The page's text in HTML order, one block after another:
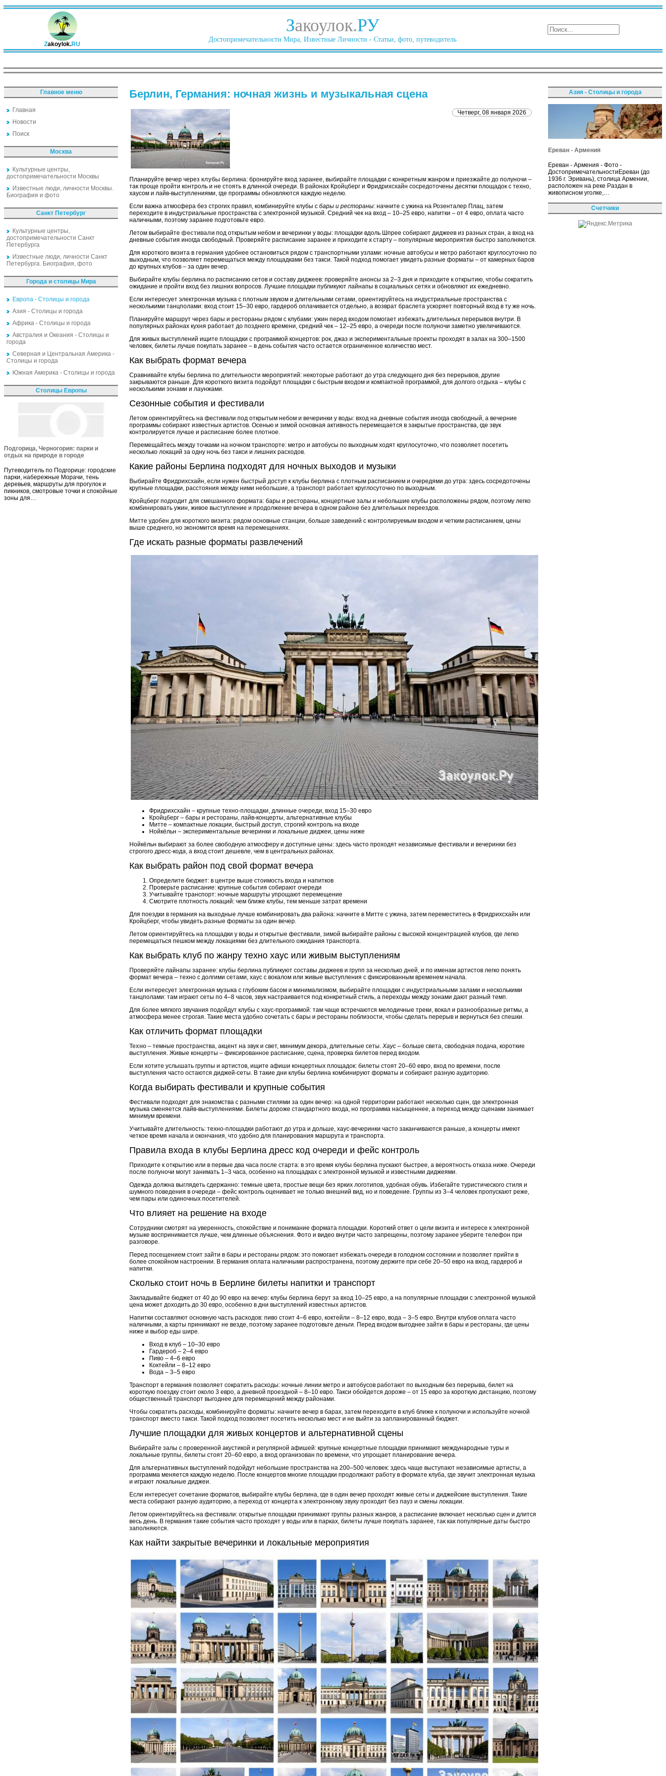
Zakoylok.RU
Закоулок.РУ
Достопримечательности Мира, Известные Личности - Статьи, фото, путеводитель
Главное меню
Главная
Новости
Поиск
Москва
Культурные центры,
достопримечательности Москвы
Известные люди, личности Москвы.
Биография и фото
Санкт Петербург
Культурные центры,
достопримечательности Санкт
Петербурга
Известные люди, личности Санкт
Петербурга. Биография, фото
Города и столицы Мира
Европа - Столицы и города
Азия - Столицы и города
Африка - Столицы и города
Австралия и Океания - Столицы и
города
Северная и Центральная Америка -
Столицы и города
Южная Америка - Столицы и города
Столицы Европы
Подгорица, Черногория: парки и
отдых на природе в городе
Путеводитель по Подгорице: городские
парки, набережные Морачи, тень
деревьев, маршруты для прогулок и
пикников, смотровые точки и спокойные
зоны для…
Берлин, Германия: ночная жизнь и музыкальная сцена
Четверг, 08 января 2026
Планируйте вечер через клубы берлина: бронируйте вход заранее, выбирайте площадки с конкретным жанром и приезжайте до полуночи –
так проще пройти контроль и не стоять в длинной очереди. В районах Кройцберг и Фридрихсхайн сосредоточены десятки площадок с техно,
хаусом и лайв-выступлениями, где программы обновляются каждую неделю.
Если важна атмосфера без строгих правил, комбинируйте клубы с бары и рестораны: начните с ужина на Розенталер Плац, затем
переходите в индустриальные пространства с электронной музыкой. Средний чек на вход – 10–25 евро, напитки – от 4 евро, оплата часто
наличными, поэтому заранее подготовьте евро.
Летом выбирайте фестивали под открытым небом и вечеринки у воды: площадки вдоль Шпрее собирают диджеев из разных стран, а вход на
дневные события иногда свободный. Проверяйте расписание заранее и приходите к старту – популярные мероприятия быстро заполняются.
Для короткого визита в германия удобнее остановиться рядом с транспортными узлами: ночные автобусы и метро работают круглосуточно по
выходным, что позволяет перемещаться между площадками без такси. Такой подход помогает увидеть разные форматы – от камерных баров
до крупных клубов – за один вечер.
Выбирайте клубы берлина по расписанию сетов и составу диджеев: проверяйте анонсы за 2–3 дня и приходите к открытию, чтобы сократить
ожидание и пройти вход без лишних вопросов. Лучшие площадки публикуют лайнапы в социальных сетях и обновляют их ежедневно.
Если интересует электронная музыка с плотным звуком и длительными сетами, ориентируйтесь на индустриальные пространства с
несколькими танцполами: вход стоит 15–30 евро, гардероб оплачивается отдельно, а возврат браслета ускоряет повторный вход в ту же ночь.
Планируйте маршрут через бары и рестораны рядом с клубами: ужин перед входом помогает избежать длительных перерывов внутри. В
популярных районах кухня работает до позднего времени, средний чек – 12–25 евро, а очереди после полуночи заметно увеличиваются.
Для живых выступлений ищите площадки с программой концертов: рок, джаз и экспериментальные проекты проходят в залах на 300–1500
человек, билеты лучше покупать заранее – в день события часто остается ограниченное количество мест.
Как выбрать формат вечера
Сравнивайте клубы берлина по длительности мероприятий: некоторые работают до утра следующего дня без перерывов, другие
закрываются раньше. Для короткого визита подойдут площадки с быстрым входом и компактной программой, для долгого отдыха – клубы с
несколькими зонами и лаунжами.
Сезонные события и фестивали
Летом ориентируйтесь на фестивали под открытым небом и вечеринки у воды: вход на дневные события иногда свободный, а вечерние
программы собирают известных артистов. Осенью и зимой основная активность перемещается в закрытые пространства, где звук
контролируется лучше и расписание более плотное.
Перемещайтесь между точками на ночном транспорте: метро и автобусы по выходным ходят круглосуточно, что позволяет посетить
несколько локаций за одну ночь без такси и лишних расходов.
Какие районы Берлина подходят для ночных выходов и музыки
Выбирайте Фридрихсхайн, если нужен быстрый доступ к клубы берлина с плотным расписанием и очередями до утра: здесь сосредоточены
крупные площадки, расстояния между ними небольшие, а транспорт работает круглосуточно по выходным.
Кройцберг подходит для смешанного формата: бары и рестораны, концертные залы и небольшие клубы расположены рядом, поэтому легко
комбинировать ужин, живое выступление и продолжение вечера в одном районе без длительных переездов.
Митте удобен для короткого визита: рядом основные станции, больше заведений с контролируемым входом и четким расписанием, цены
выше среднего, но экономится время на перемещениях.
Где искать разные форматы развлечений
Фридрихсхайн – крупные техно-площадки, длинные очереди, вход 15–30 евро
Кройцберг – бары и рестораны, лайв-концерты, альтернативные клубы
Митте – компактные локации, быстрый доступ, строгий контроль на входе
Нойкёльн – экспериментальные вечеринки и локальные диджеи, цены ниже
Нойкёльн выбирают за более свободную атмосферу и доступные цены: здесь часто проходят независимые фестивали и вечеринки без
строгого дресс-кода, а вход стоит дешевле, чем в центральных районах.
Как выбрать район под свой формат вечера
Определите бюджет: в центре выше стоимость входа и напитков
Проверьте расписание: крупные события собирают очереди
Учитывайте транспорт: ночные маршруты упрощают перемещение
Смотрите плотность локаций: чем ближе клубы, тем меньше затрат времени
Для поездки в германия на выходные лучше комбинировать два района: начните в Митте с ужина, затем переместитесь в Фридрихсхайн или
Кройцберг, чтобы увидеть разные форматы за один вечер.
Летом ориентируйтесь на площадки у воды и открытые фестивали, зимой выбирайте районы с высокой концентрацией клубов, где легко
перемещаться пешком между локациями без длительного ожидания транспорта.
Как выбрать клуб по жанру техно хаус или живым выступлениям
Проверяйте лайнапы заранее: клубы берлина публикуют составы диджеев и групп за несколько дней, и по именам артистов легко понять
формат вечера – техно с долгими сетами, хаус с вокалом или живые выступления с фиксированным временем начала.
Если интересует электронная музыка с глубоким басом и минимализмом, выбирайте площадки с индустриальными залами и несколькими
танцполами: там играют сеты по 4–8 часов, звук настраивается под конкретный стиль, а переходы между зонами дают разный темп.
Для более мягкого звучания подойдут клубы с хаус-программой: там чаще встречаются мелодичные треки, вокал и разнообразные ритмы, а
атмосфера менее строгая. Такие места удобно сочетать с бары и рестораны поблизости, чтобы сделать перерыв и вернуться без спешки.
Как отличить формат площадки
Техно – темные пространства, акцент на звук и свет, минимум декора, длительные сеты. Хаус – больше света, свободная подача, короткие
выступления. Живые концерты – фиксированное расписание, сцена, проверка билетов перед входом.
Если хотите услышать группы и артистов, ищите афиши концертных площадок: билеты стоят 20–60 евро, вход по времени, после
выступления часто остаются диджей-сеты. В такие дни клубы берлина комбинируют форматы и собирают разную аудиторию.
Когда выбирать фестивали и крупные события
Фестивали подходят для знакомства с разными стилями за один вечер: на одной территории работают несколько сцен, где электронная
музыка сменяется лайв-выступлениями. Билеты дороже стандартного входа, но программа насыщеннее, а переход между сценами занимает
минимум времени.
Учитывайте длительность: техно-площадки работают до утра и дольше, хаус-вечеринки часто заканчиваются раньше, а концерты имеют
четкое время начала и окончания, что удобно для планирования маршрута и транспорта.
Правила входа в клубы Берлина дресс код очереди и фейс контроль
Приходите к открытию или в первые два часа после старта: в это время клубы берлина пускают быстрее, а вероятность отказа ниже. Очереди
после полуночи могут занимать 1–3 часа, особенно на площадках с электронной музыкой и известными диджеями.
Одежда должна выглядеть сдержанно: темные цвета, простые вещи без ярких логотипов, удобная обувь. Избегайте туристического стиля и
шумного поведения в очереди – фейс контроль оценивает не только внешний вид, но и поведение. Группы из 3–4 человек пропускают реже,
чем пары или одиночных посетителей.
Что влияет на решение на входе
Сотрудники смотрят на уверенность, спокойствие и понимание формата площадки. Короткий ответ о цели визита и интересе к электронной
музыке воспринимается лучше, чем длинные объяснения. Фото и видео внутри часто запрещены, поэтому заранее уберите телефон при
разговоре.
Перед посещением стоит зайти в бары и рестораны рядом: это помогает избежать очереди в голодном состоянии и позволяет прийти в
более спокойном настроении. В германия оплата наличными распространена, поэтому держите при себе 20–50 евро на вход, гардероб и
напитки.
Сколько стоит ночь в Берлине билеты напитки и транспорт
Закладывайте бюджет от 40 до 90 евро на вечер: клубы берлина берут за вход 10–25 евро, а на популярные площадки с электронной музыкой
цена может доходить до 30 евро, особенно в дни выступлений известных артистов.
Напитки составляют основную часть расходов: пиво стоит 4–6 евро, коктейли – 8–12 евро, вода – 3–5 евро. Внутри клубов оплата часто
наличными, а карты принимают не везде, поэтому заранее подготовьте деньги. Перед входом выгоднее зайти в бары и рестораны, где цены
ниже и выбор еды шире.
Вход в клуб – 10–30 евро
Гардероб – 2–4 евро
Пиво – 4–6 евро
Коктейли – 8–12 евро
Вода – 3–5 евро
Транспорт в германия позволяет сократить расходы: ночные линии метро и автобусов работают по выходным без перерыва, билет на
короткую поездку стоит около 3 евро, а дневной проездной – 8–10 евро. Такси обойдется дороже – от 15 евро за короткую дистанцию, поэтому
общественный транспорт выгоднее для перемещений между районами.
Чтобы сократить расходы, комбинируйте форматы: начните вечер в барах, затем переходите в клуб ближе к полуночи и используйте ночной
транспорт вместо такси. Такой подход позволяет посетить несколько мест и не выйти за запланированный бюджет.
Лучшие площадки для живых концертов и альтернативной сцены
Выбирайте залы с проверенной акустикой и регулярной афишей: крупные концертные площадки принимают международные туры и
локальные группы, билеты стоят 20–60 евро, а вход организован по времени, что упрощает планирование вечера.
Для альтернативных выступлений подойдут небольшие пространства на 200–500 человек: здесь чаще выступают независимые артисты, а
программа меняется каждую неделю. После концертов многие площадки продолжают работу в формате клуба, где звучит электронная музыка
и играют локальные диджеи.
Если интересует сочетание форматов, выбирайте клубы берлина, где в один вечер проходят живые сеты и диджейские выступления. Такие
места собирают разную аудиторию, а переход от концерта к электронному звуку проходит без пауз и смены локации.
Летом ориентируйтесь на фестивали: открытые площадки принимают группы разных жанров, а расписание включает несколько сцен и длится
весь день. В германия такие события часто проходят у воды или в парках, билеты лучше покупать заранее, так как популярные даты быстро
заполняются.
Как найти закрытые вечеринки и локальные мероприятия
Азия - Столицы и города
Ереван - Армения
Ереван - Армения - Фото -
ДостопримечательностиЕреван (до
1936 г. Эривань), столица Армении,
расположен на реке Раздан в
живописном уголке,…
Счетчики